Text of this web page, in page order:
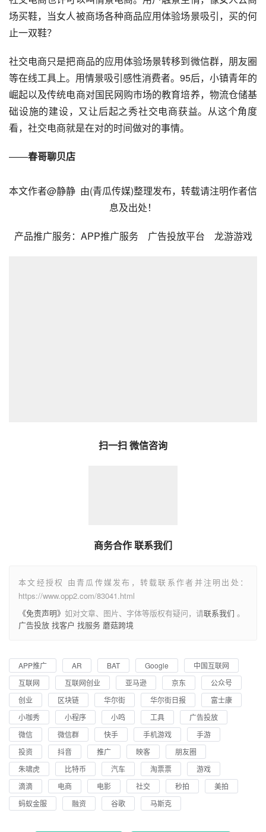
场买鞋，当女人被商场各种商品应用体验场景吸引，买的何
止一双鞋？
社交电商只是把商品的应用体验场景转移到微信群，朋友圈
等在线工具上。用情景吸引感性消费者。95后，小镇青年的
崛起以及传统电商对国民网购市场的教育培养，物流仓储基
础设施的建设，又让后起之秀社交电商获益。从这个角度
看，社交电商就是在对的时间做对的事情。
——春哥聊贝店
本文作者@静静 由(青瓜传媒)整理发布，转载请注明作者信
息及出处！
产品推广服务： APP推广服务 广告投放平台 龙游游戏
扫一扫 微信咨询
商务合作 联系我们
本文经授权 由青瓜传媒发布，转载联系作者并注明出处：
https://www.opp2.com/83041.html
《免责声明》 如对文章、图片、字体等版权有疑问，请联系我们 。
广告投放 找客户 找服务 蘑菇跨境
APP推广 AR BAT Google
中国互联网
互联网
互联网创业 亚马逊 京东
公众号
创业
区块链 华尔街 华尔街日报
富士康
小咖秀
小程序 小鸣 工具
广告投放
微信
微信群 快手 手机游戏
手游
投资
抖音 推广 映客
朋友圈
朱啸虎
比特币 汽车 淘票票
游戏
滴滴
电商 电影 社交 秒拍
美拍
蚂蚁金服
融资 谷歌 马斯克